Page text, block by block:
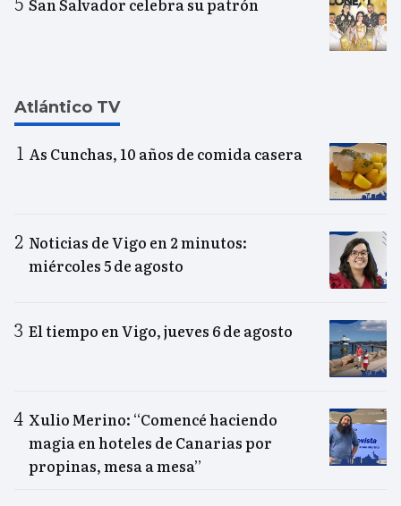
San Salvador celebra su patrón
Atlántico TV
As Cunchas, 10 años de comida casera
Noticias de Vigo en 2 minutos:
miércoles 5 de agosto
El tiempo en Vigo, jueves 6 de agosto
Xulio Merino: “Comencé haciendo
magia en hoteles de Canarias por
propinas, mesa a mesa”